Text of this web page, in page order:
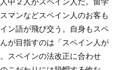
マンなどスペイン人のお客も
ン語が飛び交う。自身もスペ
が目指すのは「スペイン人が
スペインの法改正に合わせ